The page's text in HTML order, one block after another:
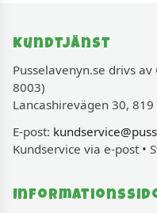
Kundtjänst
Pusselavenyn.se drivs
8003)
Lancashirevägen 30,
E-post:
Kundservice via e-post •